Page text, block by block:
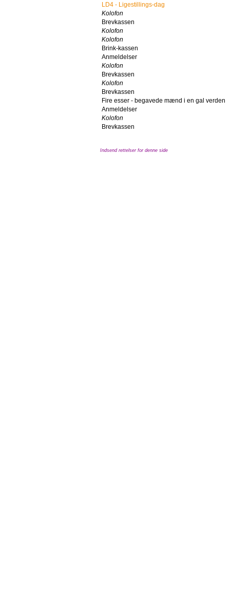
LD4 - Ligestillings-dag
Kolofon
Brevkassen
Kolofon
Kolofon
Brink-kassen
Anmeldelser
Kolofon
Brevkassen
Kolofon
Brevkassen
Fire esser - begavede mænd i en gal verden
Anmeldelser
Kolofon
Brevkassen
Indsend rettelser for denne side